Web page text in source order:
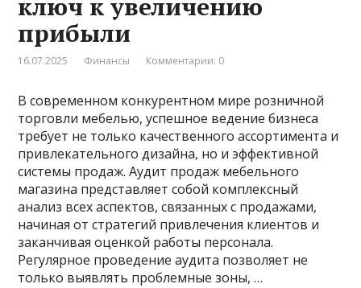
ключ к увеличению
прибыли
16.07.2025 Финансы Комментарии: 0
В современном конкурентном мире розничной
торговли мебелью, успешное ведение бизнеса
требует не только качественного ассортимента и
привлекательного дизайна, но и эффективной
системы продаж. Аудит продаж мебельного
магазина представляет собой комплексный
анализ всех аспектов, связанных с продажами,
начиная от стратегий привлечения клиентов и
заканчивая оценкой работы персонала.
Регулярное проведение аудита позволяет не
только выявлять проблемные зоны, …